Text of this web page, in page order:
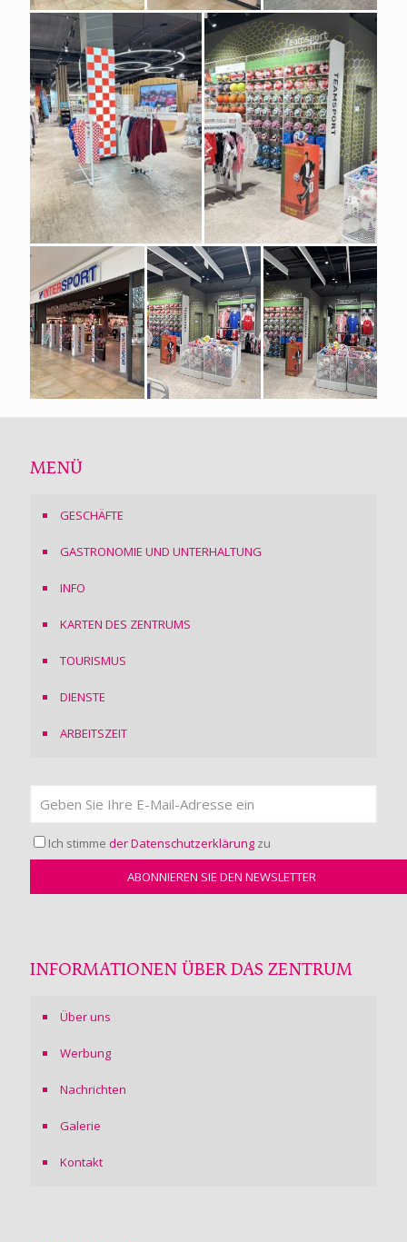
MENÜ
GESCHÄFTE
GASTRONOMIE UND UNTERHALTUNG
INFO
KARTEN DES ZENTRUMS
TOURISMUS
DIENSTE
ARBEITSZEIT
Ich stimme der Datenschutzerklärung zu
INFORMATIONEN ÜBER DAS ZENTRUM
Über uns
Werbung
Nachrichten
Galerie
Kontakt